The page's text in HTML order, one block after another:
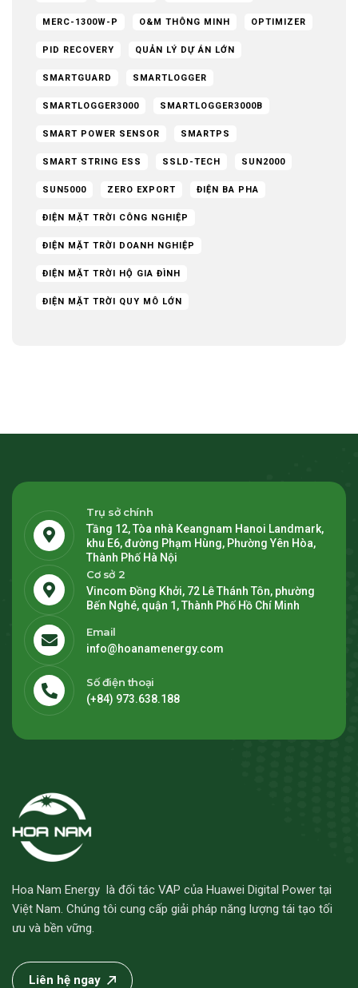
MERC-1300W-P O&M THÔNG MINH OPTIMIZER
PID RECOVERY QUẢN LÝ DỰ ÁN LỚN
SMARTGUARD SMARTLOGGER
SMARTLOGGER3000 SMARTLOGGER3000B
SMART POWER SENSOR SMARTPS
SMART STRING ESS SSLD-TECH SUN2000
SUN5000 ZERO EXPORT ĐIỆN BA PHA
ĐIỆN MẶT TRỜI CÔNG NGHIỆP
ĐIỆN MẶT TRỜI DOANH NGHIỆP
ĐIỆN MẶT TRỜI HỘ GIA ĐÌNH
ĐIỆN MẶT TRỜI QUY MÔ LỚN
Trụ sở chính
Tầng 12, Tòa nhà Keangnam Hanoi Landmark,
khu E6, đường Phạm Hùng, Phường Yên Hòa,
Thành Phố Hà Nội
Cơ sở 2
Vincom Đồng Khởi, 72 Lê Thánh Tôn, phường
Bến Nghé, quận 1, Thành Phố Hồ Chí Minh
Email
info@hoanamenergy.com
Số điện thoại
(+84) 973.638.188
Hoa Nam Energy là đối tác VAP của Huawei Digital Power tại
Việt Nam. Chúng tôi cung cấp giải pháp năng lượng tái tạo tối
ưu và bền vững.
Liên hệ ngay